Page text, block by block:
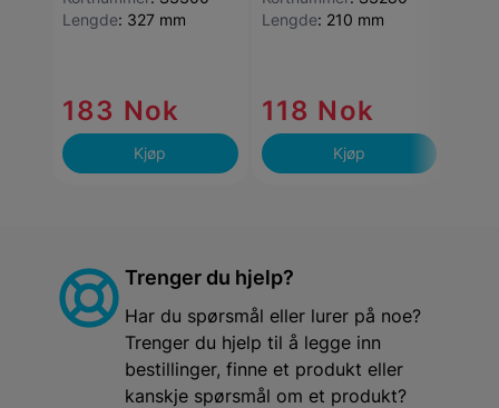
Lengde: 327 mm
183 Nok
Kjøp
Lengde: 210 mm
118 Nok
Kjøp
Trenger du hjelp?
Har du spørsmål eller lurer på noe?
Trenger du hjelp til å legge inn
bestillinger, finne et produkt eller
kanskje spørsmål om et produkt?